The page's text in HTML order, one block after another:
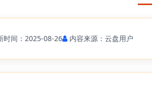
时间：2025-08-26 内容来源：云盘用户